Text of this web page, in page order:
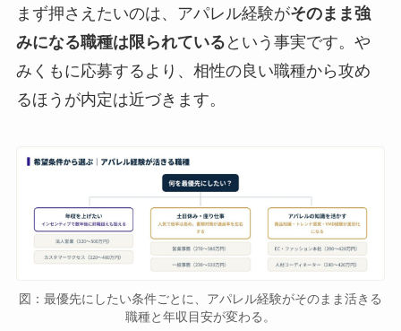
まず押さえたいのは、アパレル経験がそのまま強
みになる職種は限られている という事実です。や
みくもに応募するより、相性の良い職種から攻め
るほうが内定は近づきます。
図：最優先にしたい条件ごとに、アパレル経験がそのまま活きる
職種と年収目安が変わる。